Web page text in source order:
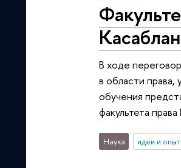
В ходе
в области
обучения
факультета
Наука идеи и опыт